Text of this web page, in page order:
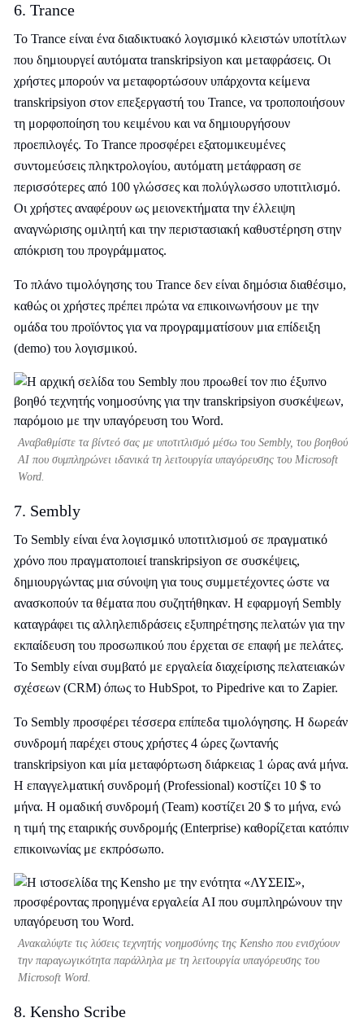
6. Trance
Το Trance είναι ένα διαδικτυακό λογισμικό κλειστών υποτίτλων
που δημιουργεί αυτόματα transkripsiyon και μεταφράσεις. Οι
χρήστες μπορούν να μεταφορτώσουν υπάρχοντα κείμενα
transkripsiyon στον επεξεργαστή του Trance, να τροποποιήσουν
τη μορφοποίηση του κειμένου και να δημιουργήσουν
προεπιλογές. Το Trance προσφέρει εξατομικευμένες
συντομεύσεις πληκτρολογίου, αυτόματη μετάφραση σε
περισσότερες από 100 γλώσσες και πολύγλωσσο υποτιτλισμό.
Οι χρήστες αναφέρουν ως μειονεκτήματα την έλλειψη
αναγνώρισης ομιλητή και την περιστασιακή καθυστέρηση στην
απόκριση του προγράμματος.
Το πλάνο τιμολόγησης του Trance δεν είναι δημόσια διαθέσιμο,
καθώς οι χρήστες πρέπει πρώτα να επικοινωνήσουν με την
ομάδα του προϊόντος για να προγραμματίσουν μια επίδειξη
(demo) του λογισμικού.
Αναβαθμίστε τα βίντεό σας με υποτιτλισμό μέσω του Sembly, του βοηθού
AI που συμπληρώνει ιδανικά τη λειτουργία υπαγόρευσης του Microsoft
Word.
7. Sembly
Το Sembly είναι ένα λογισμικό υποτιτλισμού σε πραγματικό
χρόνο που πραγματοποιεί transkripsiyon σε συσκέψεις,
δημιουργώντας μια σύνοψη για τους συμμετέχοντες ώστε να
ανασκοπούν τα θέματα που συζητήθηκαν. Η εφαρμογή Sembly
καταγράφει τις αλληλεπιδράσεις εξυπηρέτησης πελατών για την
εκπαίδευση του προσωπικού που έρχεται σε επαφή με πελάτες.
Το Sembly είναι συμβατό με εργαλεία διαχείρισης πελατειακών
σχέσεων (CRM) όπως το HubSpot, το Pipedrive και το Zapier.
Το Sembly προσφέρει τέσσερα επίπεδα τιμολόγησης. Η δωρεάν
συνδρομή παρέχει στους χρήστες 4 ώρες ζωντανής
transkripsiyon και μία μεταφόρτωση διάρκειας 1 ώρας ανά μήνα.
Η επαγγελματική συνδρομή (Professional) κοστίζει 10 $ το
μήνα. Η ομαδική συνδρομή (Team) κοστίζει 20 $ το μήνα, ενώ
η τιμή της εταιρικής συνδρομής (Enterprise) καθορίζεται κατόπιν
επικοινωνίας με εκπρόσωπο.
Ανακαλύψτε τις λύσεις τεχνητής νοημοσύνης της Kensho που ενισχύουν
την παραγωγικότητα παράλληλα με τη λειτουργία υπαγόρευσης του
Microsoft Word.
8. Kensho Scribe